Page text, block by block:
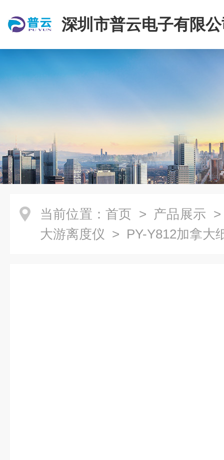
深圳市普云电子有限
当前位置： 首页 > 产品展示
大游离度仪 > PY-Y812加拿大